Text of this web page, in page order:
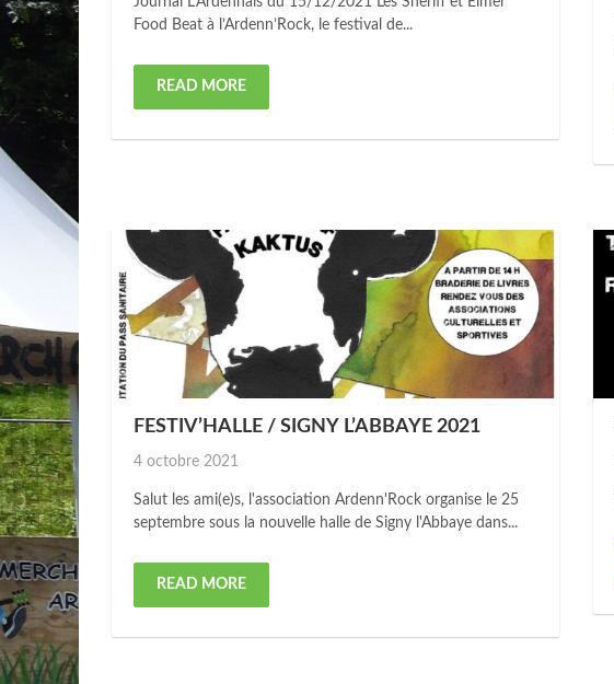
Food Beat à l’Ardenn’Rock, le festival de...
READ MORE
FESTIV’HALLE / SIGNY L’ABBAYE 2021
Posted
4 octobre 2021
Salut les ami(e)s, l'association Ardenn'Rock organise le 25
septembre sous la nouvelle halle de Signy l'Abbaye dans...
READ MORE